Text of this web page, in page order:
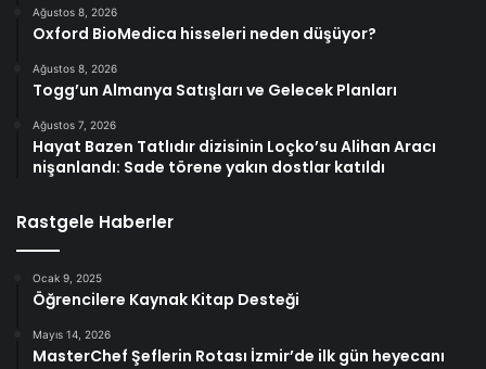
Ağustos 8, 2026
Oxford BioMedica hisseleri neden düşüyor?
Ağustos 8, 2026
Togg’un Almanya Satışları ve Gelecek Planları
Ağustos 7, 2026
Hayat Bazen Tatlıdır dizisinin Loçko’su Alihan Aracı
nişanlandı: Sade törene yakın dostlar katıldı
Rastgele Haberler
Ocak 9, 2025
Öğrencilere Kaynak Kitap Desteği
Mayıs 14, 2026
MasterChef Şeflerin Rotası İzmir’de ilk gün heyecanı